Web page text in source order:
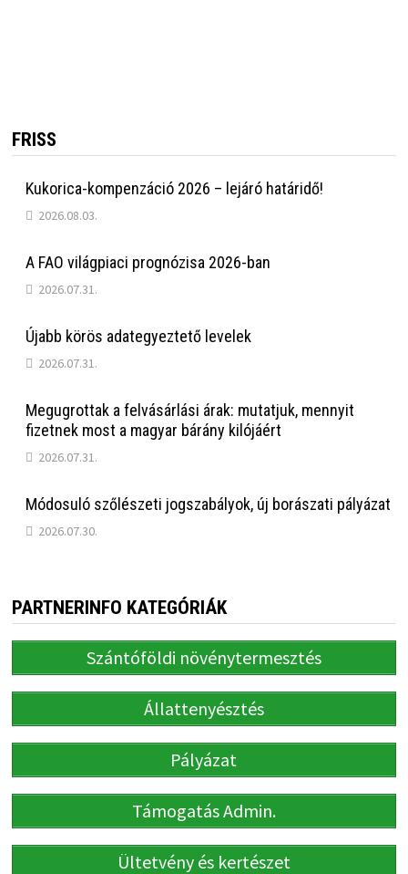
FRISS
Kukorica-kompenzáció 2026 – lejáró határidő!
2026.08.03.
A FAO világpiaci prognózisa 2026-ban
2026.07.31.
Újabb körös adategyeztető levelek
2026.07.31.
Megugrottak a felvásárlási árak: mutatjuk, mennyit
fizetnek most a magyar bárány kilójáért
2026.07.31.
Módosuló szőlészeti jogszabályok, új borászati pályázat
2026.07.30.
PARTNERINFO KATEGÓRIÁK
Szántóföldi növénytermesztés
Állattenyésztés
Pályázat
Támogatás Admin.
Ültetvény és kertészet